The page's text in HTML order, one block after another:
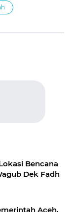
Bencana
Dek Fadh
Aceh,